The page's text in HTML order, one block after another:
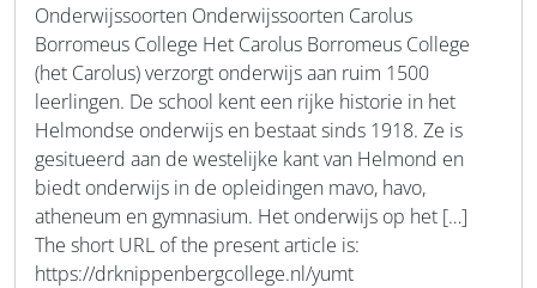
Onderwijssoorten Onderwijssoorten Carolus
Borromeus College Het Carolus Borromeus College
(het Carolus) verzorgt onderwijs aan ruim 1500
leerlingen. De school kent een rijke historie in het
Helmondse onderwijs en bestaat sinds 1918. Ze is
gesitueerd aan de westelijke kant van Helmond en
biedt onderwijs in de opleidingen mavo, havo,
atheneum en gymnasium. Het onderwijs op het […]
The short URL of the present article is:
https://drknippenbergcollege.nl/yumt